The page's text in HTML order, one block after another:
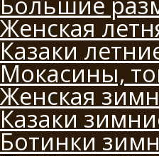
Женская
Казаки
Мокасины,
Женская
Казаки
Ботинки